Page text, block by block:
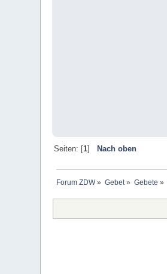
Seiten: [1] Nach oben
Forum ZDW» Gebet» Gebete »